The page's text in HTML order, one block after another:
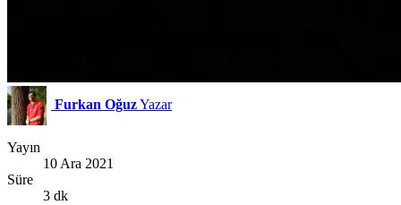
Furkan OğuzYazar
Yayın
10 Ara 2021
Süre
3 dk